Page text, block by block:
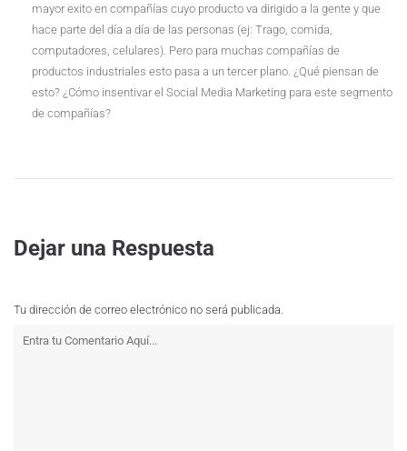
mayor exito en compañías cuyo producto va dirigido a la gente y que
hace parte del día a día de las personas (ej: Trago, comida,
computadores, celulares). Pero para muchas compañías de
productos industriales esto pasa a un tercer plano. ¿Qué piensan de
esto? ¿Cómo insentivar el Social Media Marketing para este segmento
de compañías?
Dejar una Respuesta
Tu dirección de correo electrónico no será publicada.